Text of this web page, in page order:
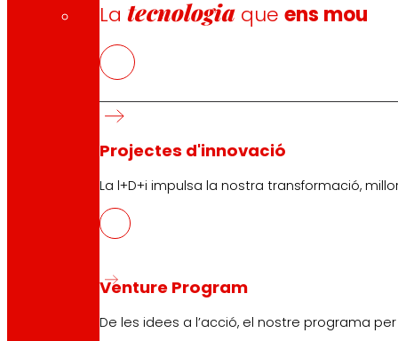
Latecnologia queens mou
Projectes d'innovació
La l+D+i impulsa la nostra transformació,
Venture Program
De les idees a l’acció, el nostre programa